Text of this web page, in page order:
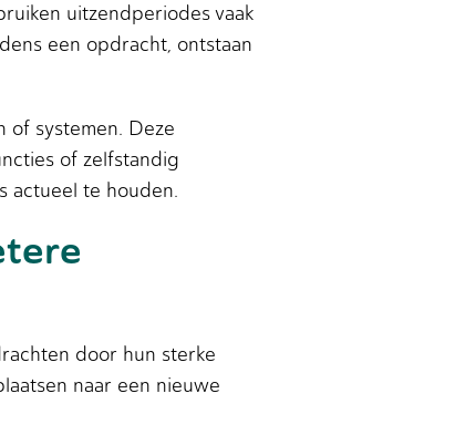
uitzendperiodes vaak
een opdracht, ontstaan
of systemen. Deze
of zelfstandig
actueel te houden.
door hun sterke
naar een nieuwe